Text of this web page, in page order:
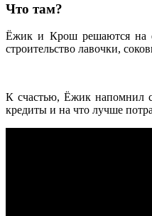
Что там?
Ёжик и Крош решаются на
строительство лавочки,
К счастью, Ёжик напомнил
кредиты и на что лучше